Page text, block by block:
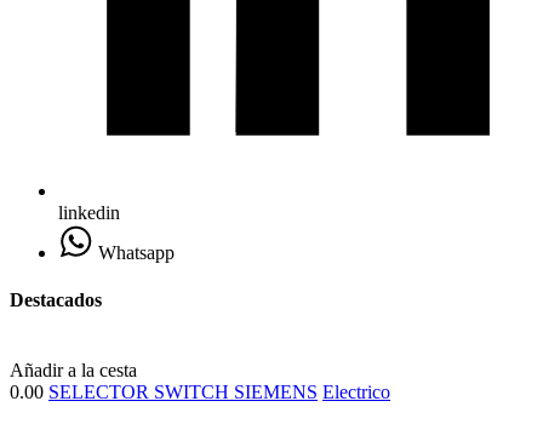
linkedin
Whatsapp
Destacados
Añadir a la cesta
0.00 SELECTOR SWITCH SIEMENS Electrico